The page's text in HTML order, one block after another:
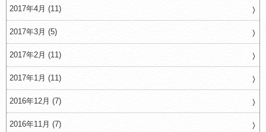
2017年4月 (11)
2017年3月 (5)
2017年2月 (11)
2017年1月 (11)
2016年12月 (7)
2016年11月 (7)